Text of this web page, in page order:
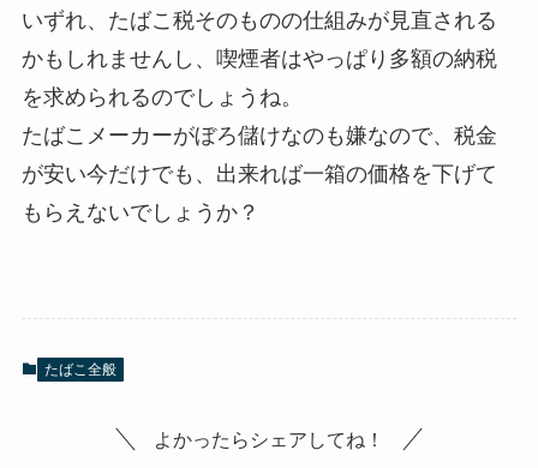
いずれ、たばこ税そのものの仕組みが見直される
かもしれませんし、喫煙者はやっぱり多額の納税
を求められるのでしょうね。
たばこメーカーがぼろ儲けなのも嫌なので、税金
が安い今だけでも、出来れば一箱の価格を下げて
もらえないでしょうか？
たばこ全般
よかったらシェアしてね！